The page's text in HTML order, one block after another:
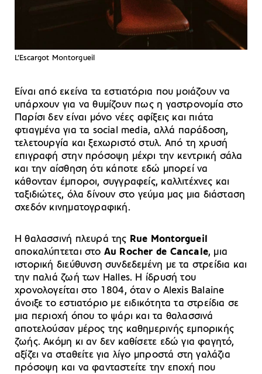
L’Escargot Montorgueil
Είναι από εκείνα τα εστιατόρια που μοιάζουν να
υπάρχουν για να θυμίζουν πως η γαστρονομία στο
Παρίσι δεν είναι μόνο νέες αφίξεις και πιάτα
φτιαγμένα για τα social media, αλλά παράδοση,
τελετουργία και ξεχωριστό στυλ. Από τη χρυσή
επιγραφή στην πρόσοψη μέχρι την κεντρική σάλα
και την αίσθηση ότι κάποτε εδώ μπορεί να
κάθονταν έμποροι, συγγραφείς, καλλιτέχνες και
ταξιδιώτες, όλα δίνουν στο γεύμα μας μια διάσταση
σχεδόν κινηματογραφική.
Η θαλασσινή πλευρά της Rue Montorgueil
αποκαλύπτεται στο Au Rocher de Cancale, μια
ιστορική διεύθυνση συνδεδεμένη με τα στρείδια και
την παλιά ζωή των Halles. Η ίδρυσή του
χρονολογείται στο 1804, όταν ο Alexis Balaine
άνοιξε το εστιατόριο με ειδικότητα τα στρείδια σε
μια περιοχή όπου το ψάρι και τα θαλασσινά
αποτελούσαν μέρος της καθημερινής εμπορικής
ζωής. Ακόμη κι αν δεν καθίσετε εδώ για φαγητό,
αξίζει να σταθείτε για λίγο μπροστά στη γαλάζια
πρόσοψη και να φανταστείτε την εποχή που